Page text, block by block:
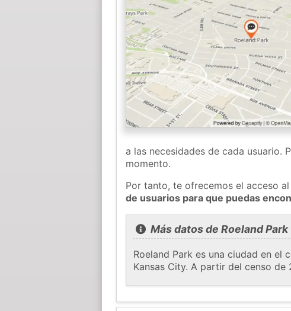
a las necesidades de cada usuario.
momento.
Por tanto, te ofrecemos el acceso
de usuarios para que puedas
Más datos de Roeland Park
Roeland Park es una ciudad en el
Kansas City. A partir del censo de